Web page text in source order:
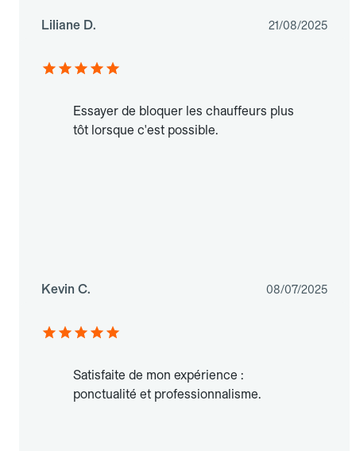
Liliane D. 21/08/2025
Essayer de bloquer les chauffeurs plus
tôt lorsque c'est possible.
Kevin C. 08/07/2025
Satisfaite de mon expérience :
ponctualité et professionnalisme.